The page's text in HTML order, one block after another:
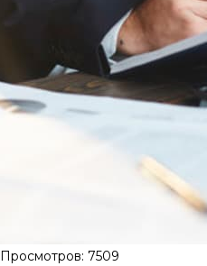
Просмотров: 7509